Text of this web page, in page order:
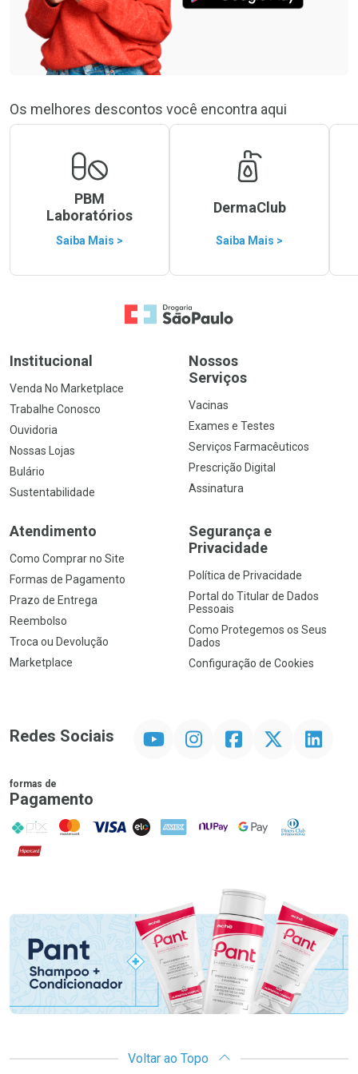
Os melhores descontos você encontra aqui
PBM
Laboratórios
Saiba Mais >
DermaClub
Saiba Mais >
Ir para a Home
Institucional
Venda No Marketplace
Trabalhe Conosco
Ouvidoria
Nossas Lojas
Bulário
Sustentabilidade
Nossos
Serviços
Vacinas
Exames e Testes
Serviços Farmacêuticos
Prescrição Digital
Assinatura
Atendimento
Como Comprar no Site
Formas de Pagamento
Prazo de Entrega
Reembolso
Troca ou Devolução
Marketplace
Segurança e
Privacidade
Política de Privacidade
Portal do Titular de Dados
Pessoais
Como Protegemos os Seus
Dados
Configuração de Cookies
Redes Sociais InstagramFacebookTwitter Linkedin
formas de
Pagamento
PIX MasterCard
VISA ELO AMEX NuPay Google PayDiners Club
Hipercard
Voltar ao Topo